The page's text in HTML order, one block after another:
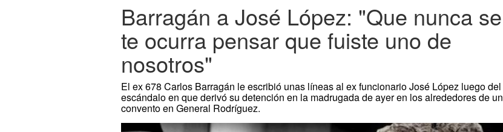
Barragán a José López: "Que nunca se
te ocurra pensar que fuiste uno de
nosotros"
El ex 678 Carlos Barragán le escribió unas líneas al ex funcionario José López luego del
escándalo en que derivó su detención en la madrugada de ayer en los alrededores de un
convento en General Rodríguez.